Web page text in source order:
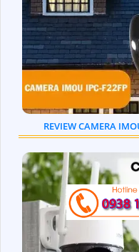
REVIEW CAMERA